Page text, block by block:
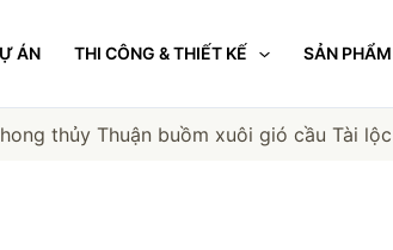
ÁN THI CÔNG & THIẾT KẾ SẢN PHẨM
thủy Thuận buồm xuôi gió cầu Tài